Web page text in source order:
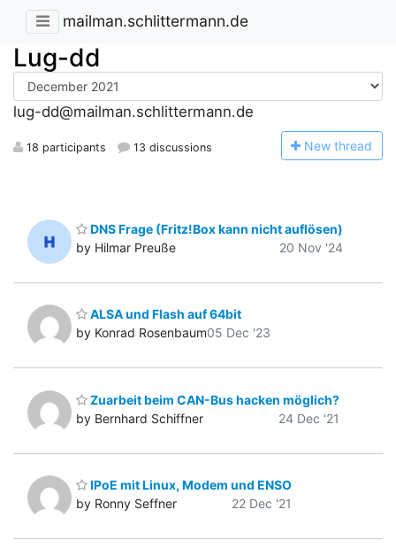
mailman.schlittermann.de
Lug-dd
lug-dd@mailman.schlittermann.de
18 participants 13 discussions New thread
DNS Frage (Fritz!Box kann nicht auflösen)
by Hilmar Preuße
20 Nov '24
ALSA und Flash auf 64bit
by Konrad Rosenbaum05 Dec '23
Zuarbeit beim CAN-Bus hacken möglich?
by Bernhard Schiffner
24 Dec '21
IPoE mit Linux, Modem und ENSO
by Ronny Seffner
22 Dec '21